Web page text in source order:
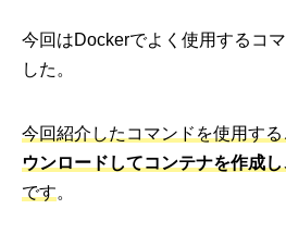
今回はDockerでよく使用するコ
した。
今回紹介したコマンドを使用する
ウンロードしてコンテナを作成
です。